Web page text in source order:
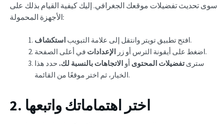
سوى تحديث تفضيلات موقعك الجغرافي. إليك كيفية القيام بذلك على
الأجهزة المحمولة:
افتح تطبيق تويتر وانتقل إلى علامة التبويب استكشاف
.
اضغط على أيقونة الترس أو زر الإعدادات
في أعلى الصفحة.
سترىتفضيلات المحتوى أو الاتجاهات بالنسبة لك. حدد هذا
الخيار، ثم اختر موقعًا من القائمة.
2. اختر اهتماماتك واتبعها